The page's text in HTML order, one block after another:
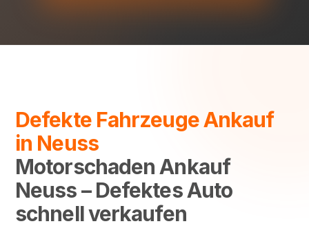
Defekte Fahrzeuge Ankauf
in Neuss
Motorschaden Ankauf
Neuss – Defektes Auto
schnell verkaufen